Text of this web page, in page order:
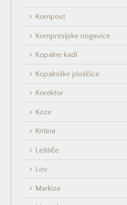
Kompost
Kompresijske nogavice
Kopalne kadi
Kopalniške ploščice
Korektor
Koze
Kritina
Ležišče
Lov
Markiza